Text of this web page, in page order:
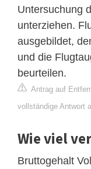
Untersuchung
unterziehen.
ausgebildet,
und die
beurteilen.
Antrag auf
vollständige Antwort
Wie viel
Bruttogehalt